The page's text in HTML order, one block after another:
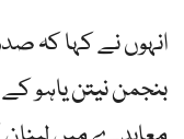
انہوں نے کہا کہ
بنجمن نیتن یاہو